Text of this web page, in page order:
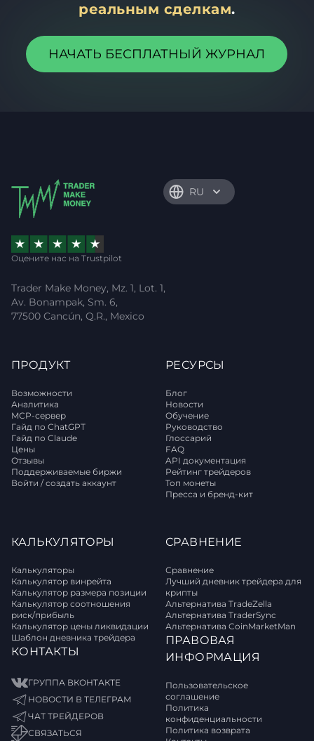
реальным сделкам.
НАЧАТЬ БЕСПЛАТНЫЙ ЖУРНАЛ
RU
Оцените нас на Trustpilot
Trader Make Money, Mz. 1, Lot. 1,
Av. Bonampak, Sm. 6,
77500 Cancún, Q.R., Mexico
ПРОДУКТ
Возможности
Аналитика
MCP-сервер
Гайд по ChatGPT
Гайд по Claude
Цены
Отзывы
Поддерживаемые биржи
Войти / создать аккаунт
РЕСУРСЫ
Блог
Новости
Обучение
Руководство
Глоссарий
FAQ
API документация
Рейтинг трейдеров
Топ монеты
Пресса и бренд-кит
КАЛЬКУЛЯТОРЫ
Калькуляторы
Калькулятор винрейта
Калькулятор размера позиции
Калькулятор соотношения
риск/прибыль
Калькулятор цены ликвидации
Шаблон дневника трейдера
КОНТАКТЫ
ГРУППА ВКОНТАКТЕ
НОВОСТИ В ТЕЛЕГРАМ
ЧАТ ТРЕЙДЕРОВ
СВЯЗАТЬСЯ
СРАВНЕНИЕ
Сравнение
Лучший дневник трейдера для
крипты
Альтернатива TradeZella
Альтернатива TraderSync
Альтернатива CoinMarketMan
ПРАВОВАЯ
ИНФОРМАЦИЯ
Пользовательское
соглашение
Политика
конфиденциальности
Политика возврата